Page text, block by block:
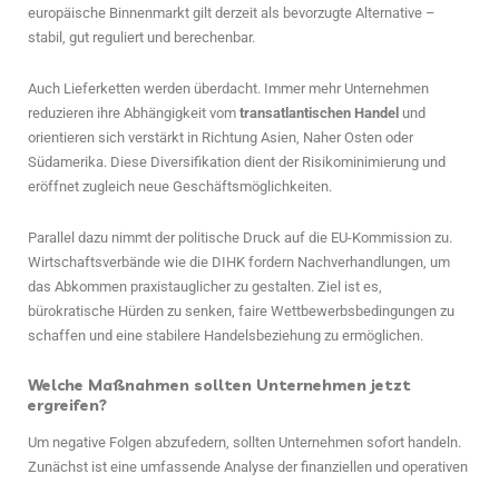
europäische Binnenmarkt gilt derzeit als bevorzugte Alternative –
stabil, gut reguliert und berechenbar.
Auch Lieferketten werden überdacht. Immer mehr Unternehmen
reduzieren ihre Abhängigkeit vom transatlantischen Handel und
orientieren sich verstärkt in Richtung Asien, Naher Osten oder
Südamerika. Diese Diversifikation dient der Risikominimierung und
eröffnet zugleich neue Geschäftsmöglichkeiten.
Parallel dazu nimmt der politische Druck auf die EU-Kommission zu.
Wirtschaftsverbände wie die DIHK fordern Nachverhandlungen, um
das Abkommen praxistauglicher zu gestalten. Ziel ist es,
bürokratische Hürden zu senken, faire Wettbewerbsbedingungen zu
schaffen und eine stabilere Handelsbeziehung zu ermöglichen.
Welche Maßnahmen sollten Unternehmen jetzt
ergreifen?
Um negative Folgen abzufedern, sollten Unternehmen sofort handeln.
Zunächst ist eine umfassende Analyse der finanziellen und operativen